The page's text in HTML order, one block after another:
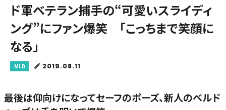
ド軍ベテラン捕手の“可愛いスライディ
ング”にファン爆笑 「こっちまで笑顔に
なる」
MLB 2019.08.11
最後は仰向けになってセーフのポーズ、新人のベルド